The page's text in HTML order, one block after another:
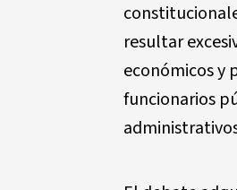
resultar
económicos y
funcionarios